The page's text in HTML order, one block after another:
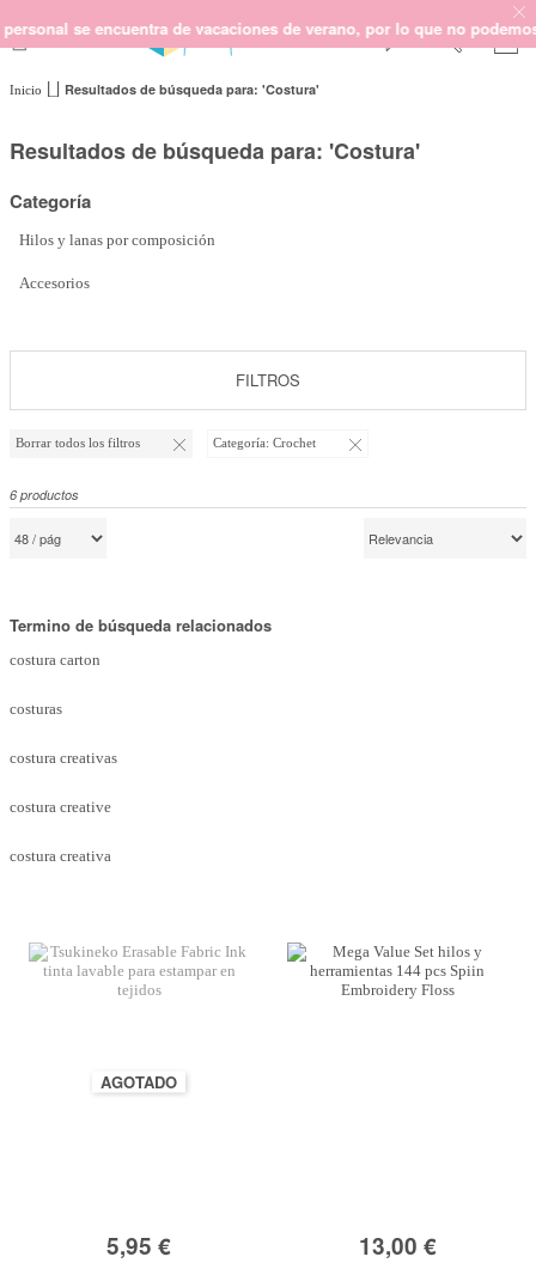
se encuentra de vacaciones de verano, por lo que no
OUTLET
SCRAPBOOKING
MIXED MEDIA
CRAFT Y DIY
PAPELERÍA Y FIESTAS
Iniciar sesión/Regístrate
Somos Kimidori
Inicio Resultados de búsqueda para: 'Costura'
Resultados de búsqueda para: 'Costura'
6 productos
Termino de búsqueda relacionados
costura carton
costuras
costura creativas
costura creative
costura creativa
AGOTADO
5,95 € 13,00 €
Categoría
Hilos y lanas por composición
Accesorios
FILTROS
Borrar todos los filtros Categoría: Crochet